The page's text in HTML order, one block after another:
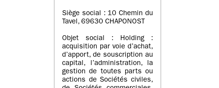
Siège social : 10 Chemin du
Tavel, 69630 CHAPONOST
Objet social : Holding :
acquisition par voie d’achat,
d’apport, de souscription au
capital, l’administration, la
gestion de toutes parts ou
actions de Sociétés civiles,